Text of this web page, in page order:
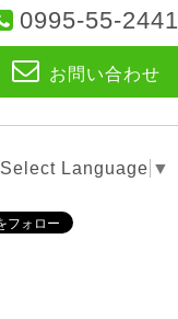
0995-55-2441
お問い合わせ
Select Language ▼